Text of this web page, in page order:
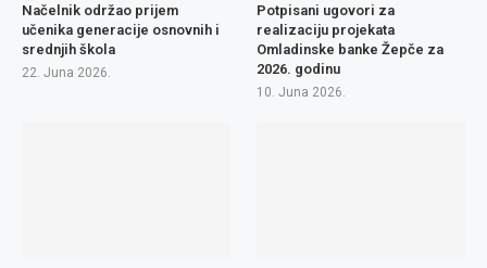
Načelnik održao prijem
učenika generacije osnovnih i
srednjih škola
22. Juna 2026.
Potpisani ugovori za
realizaciju projekata
Omladinske banke Žepče za
2026. godinu
10. Juna 2026.